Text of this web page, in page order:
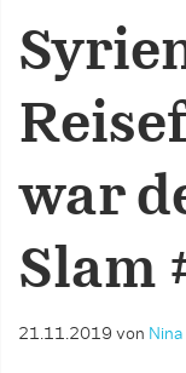
war
Slam
21.11.2019 von